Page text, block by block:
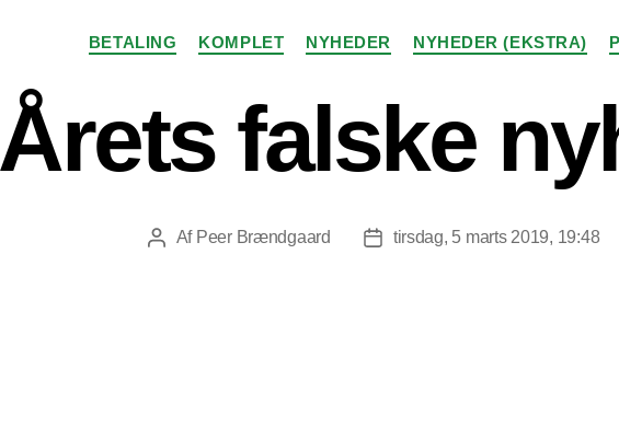
Kategorier
BETALING KOMPLET NYHEDER NYHEDER (EKSTRA)
Årets falske
Indlægsforfatter
Af Peer Brændgaard Indlægsdato
tirsdag, 5 marts 2019, 19:48